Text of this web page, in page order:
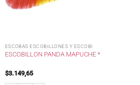
ESCOBAS ESCOBILLONES Y ESCOBI
ESCOBILLON PANDA MAPUCHE *
$3.149,65